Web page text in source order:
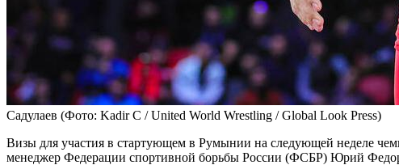
Садулаев (Фото: Kadir C / United World Wrestling / Global Look Press)
Визы для участия в стартующем в Румынии на следующей неделе
менеджер Федерации спортивной борьбы России (ФСБР) Юрий